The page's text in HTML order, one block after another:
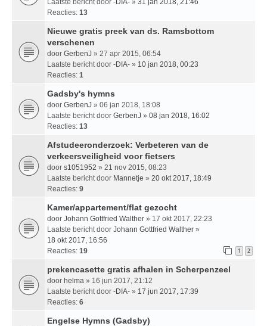
Reacties: 13
Nieuwe gratis preek van ds. Ramsbottom
verschenen
door GerbenJ » 27 apr 2015, 06:54
Laatste bericht door -DIA- » 10 jan 2018, 00:23
Reacties: 1
Gadsby's hymns
door GerbenJ » 06 jan 2018, 18:08
Laatste bericht door GerbenJ » 08 jan 2018, 16:02
Reacties: 13
Afstudeeronderzoek: Verbeteren van de
verkeersveiligheid voor fietsers
door s1051952 » 21 nov 2015, 08:23
Laatste bericht door Mannetje » 20 okt 2017, 18:49
Reacties: 9
Kamer/appartement/flat gezocht
door Johann Gottfried Walther » 17 okt 2017, 22:23
Laatste bericht door Johann Gottfried Walther »
18 okt 2017, 16:56
Reacties: 19 1 2
prekencasette gratis afhalen in Scherpenzeel
door helma » 16 jun 2017, 21:12
Laatste bericht door -DIA- » 17 jun 2017, 17:39
Reacties: 6
Engelse Hymns (Gadsby)